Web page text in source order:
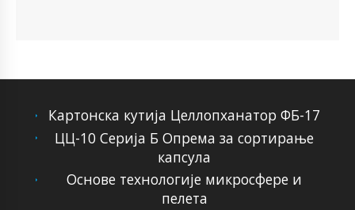
Картонска кутија Целлопханатор ФБ-17
ЦЦ-10 Серија Б Опрема за сортирање
капсула
Основе технологије микросфере и
пелета